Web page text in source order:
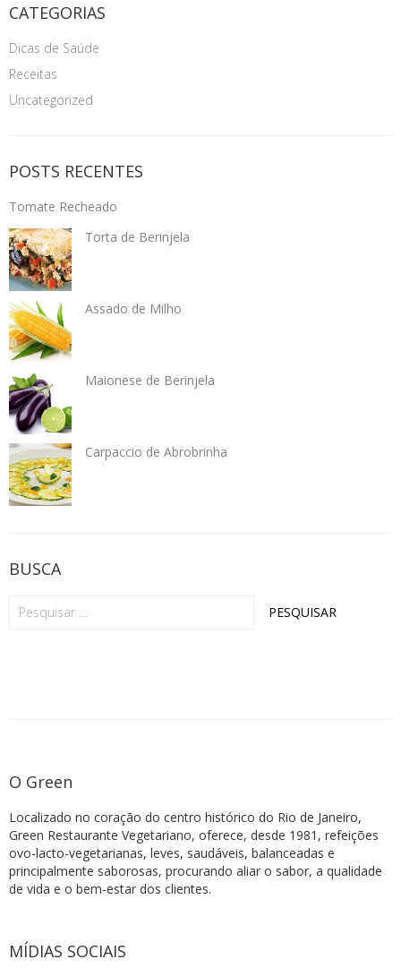
CATEGORIAS
Dicas de Saúde
Receitas
Uncategorized
POSTS RECENTES
Tomate Recheado
Torta de Berinjela
Assado de Milho
Maionese de Berinjela
Carpaccio de Abrobrinha
BUSCA
O Green
Localizado no coração do centro histórico do Rio de Janeiro,
Green Restaurante Vegetariano, oferece, desde 1981, refeições
ovo-lacto-vegetarianas, leves, saudáveis, balanceadas e
principalmente saborosas, procurando aliar o sabor, a qualidade
de vida e o bem-estar dos clientes.
MÍDIAS SOCIAIS